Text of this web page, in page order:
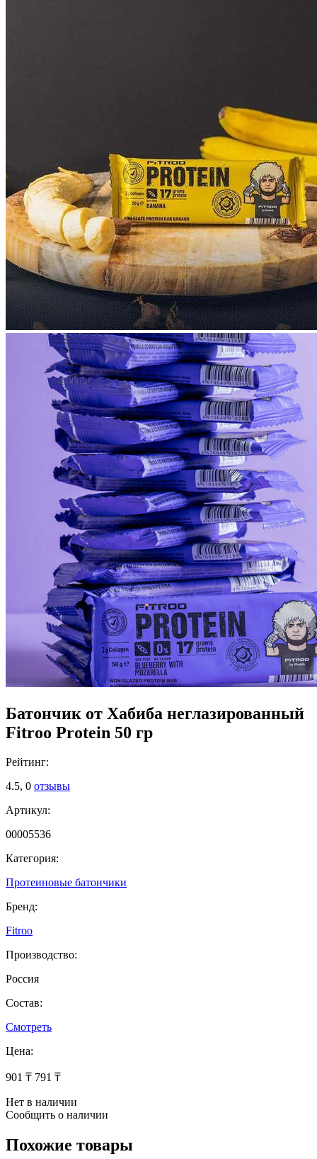
Батончик от Хабиба неглазированный
Fitroo Protein 50 гр
Рейтинг:
4.5, 0 отзывы
Артикул:
00005536
Категория:
Протеиновые батончики
Бренд:
Fitroo
Производство:
Россия
Состав:
Смотреть
Цена:
901 ₸ 791 ₸
Нет в наличии
Сообщить о наличии
Похожие товары